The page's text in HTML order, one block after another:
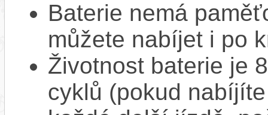
Baterie nemá
můžete nabíjet i po
Životnost baterie je
cyklů (pokud